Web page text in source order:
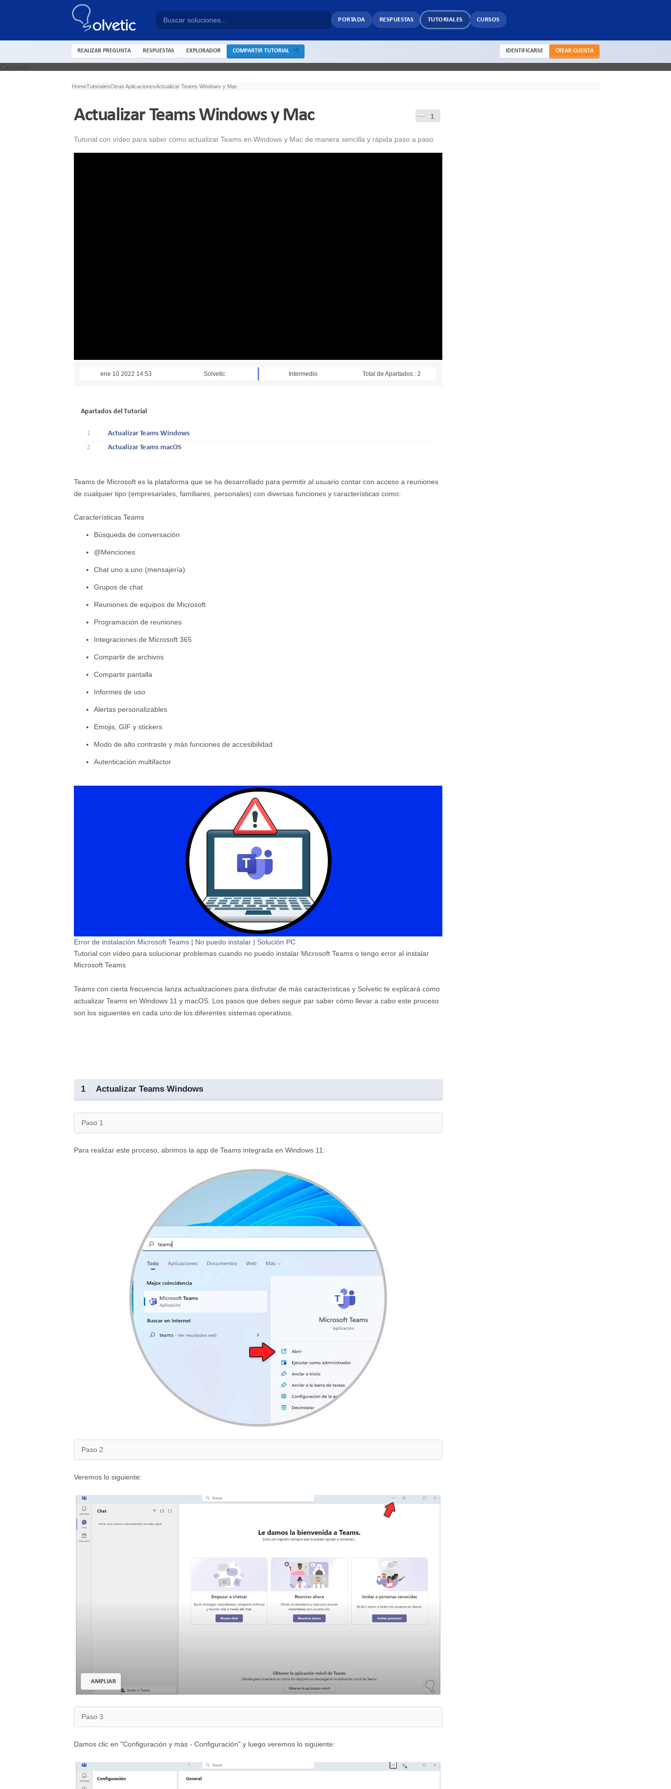
PORTADA RESPUESTAS TUTORIALES CURSOS
REALIZAR PREGUNTA RESPUESTAS EXPLORADOR COMPARTIR TUTORIAL IDENTIFICARSE CREAR CUENTA
HomeTutorialesOtras AplicacionesActualizar Teams Windows y Mac
1
Actualizar Teams Windows y Mac
Tutorial con vídeo para saber cómo actualizar Teams en Windows y Mac de manera sencilla y rápida paso a paso.
ene 10 2022 14:53 Solvetic Intermedio Total de Apartados : 2
Apartados del Tutorial
1
Actualizar Teams Windows
2
Actualizar Teams macOS
Teams de Microsoft es la plataforma que se ha desarrollado para permitir al usuario contar con acceso a reuniones
de cualquier tipo (empresariales, familiares, personales) con diversas funciones y características como:
Características Teams
Búsqueda de conversación
@Menciones
Chat uno a uno (mensajería)
Grupos de chat
Reuniones de equipos de Microsoft
Programación de reuniones
Integraciones de Microsoft 365
Compartir de archivos
Compartir pantalla
Informes de uso
Alertas personalizables
Emojis, GIF y stickers
Modo de alto contraste y más funciones de accesibilidad
Autenticación multifactor
Error de instalación Microsoft Teams | No puedo instalar | Solución PC
Tutorial con vídeo para solucionar problemas cuando no puedo instalar Microsoft Teams o tengo error al instalar
Microsoft Teams
Teams con cierta frecuencia lanza actualizaciones para disfrutar de más características y Solvetic te explicará cómo
actualizar Teams en Windows 11 y macOS. Los pasos que debes seguir par saber cómo llevar a cabo este proceso
son los siguientes en cada uno de los diferentes sistemas operativos.
1 Actualizar Teams Windows
Paso 1
Para realizar este proceso, abrimos la app de Teams integrada en Windows 11:
Paso 2
Veremos lo siguiente:
AMPLIAR
Paso 3
Damos clic en "Configuración y más - Configuración" y luego veremos lo siguiente: